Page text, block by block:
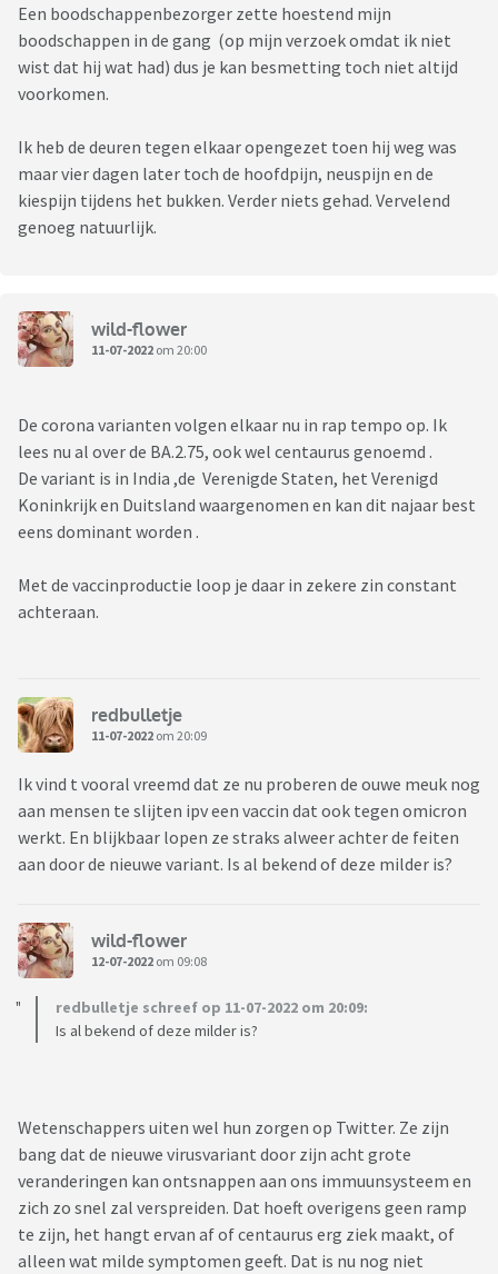
Een boodschappenbezorger zette hoestend mijn
boodschappen in de gang (op mijn verzoek omdat ik niet
wist dat hij wat had) dus je kan besmetting toch niet altijd
voorkomen.
Ik heb de deuren tegen elkaar opengezet toen hij weg was
maar vier dagen later toch de hoofdpijn, neuspijn en de
kiespijn tijdens het bukken. Verder niets gehad. Vervelend
genoeg natuurlijk.
wild-flower
11-07-2022 om 20:00
De corona varianten volgen elkaar nu in rap tempo op. Ik
lees nu al over de BA.2.75, ook wel centaurus genoemd .
De variant is in India ,de Verenigde Staten, het Verenigd
Koninkrijk en Duitsland waargenomen en kan dit najaar best
eens dominant worden .
Met de vaccinproductie loop je daar in zekere zin constant
achteraan.
redbulletje
11-07-2022 om 20:09
Ik vind t vooral vreemd dat ze nu proberen de ouwe meuk nog
aan mensen te slijten ipv een vaccin dat ook tegen omicron
werkt. En blijkbaar lopen ze straks alweer achter de feiten
aan door de nieuwe variant. Is al bekend of deze milder is?
wild-flower
12-07-2022 om 09:08
redbulletje schreef op 11-07-2022 om 20:09:
Is al bekend of deze milder is?
Wetenschappers uiten wel hun zorgen op Twitter. Ze zijn
bang dat de nieuwe virusvariant door zijn acht grote
veranderingen kan ontsnappen aan ons immuunsysteem en
zich zo snel zal verspreiden. Dat hoeft overigens geen ramp
te zijn, het hangt ervan af of centaurus erg ziek maakt, of
alleen wat milde symptomen geeft. Dat is nu nog niet